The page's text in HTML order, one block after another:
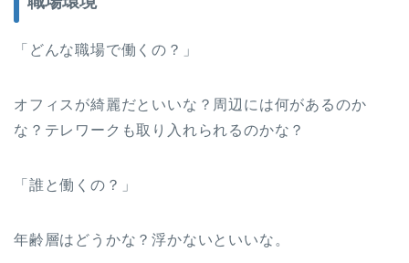
「どんな職場で働くの？」
オフィスが綺麗だといいな？周辺には何があるのか
な？テレワークも取り入れられるのかな？
「誰と働くの？」
年齢層はどうかな？浮かないといいな。